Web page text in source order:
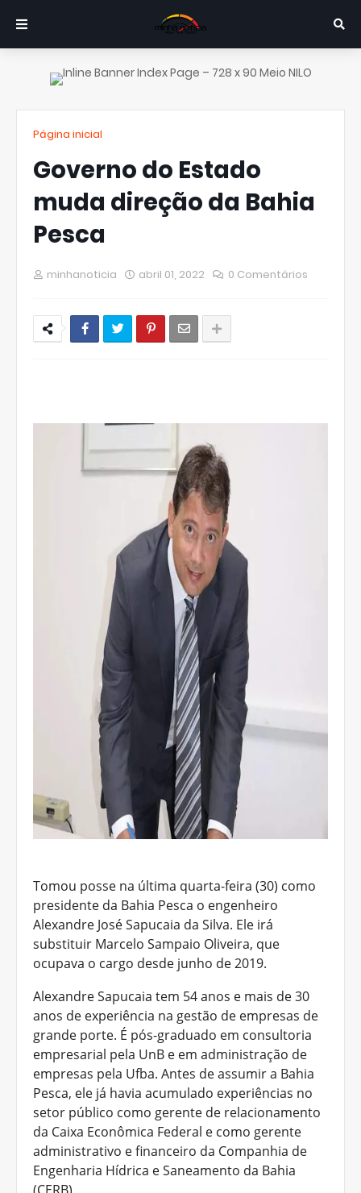
Página inicial
Governo do Estado
muda direção da Bahia
Pesca
minhanoticia abril 01, 2022 0 Comentários
Tomou posse na última quarta-feira (30) como
presidente da Bahia Pesca o engenheiro
Alexandre José Sapucaia da Silva. Ele irá
substituir Marcelo Sampaio Oliveira, que
ocupava o cargo desde junho de 2019.
Alexandre Sapucaia tem 54 anos e mais de 30
anos de experiência na gestão de empresas de
grande porte. É pós-graduado em consultoria
empresarial pela UnB e em administração de
empresas pela Ufba. Antes de assumir a Bahia
Pesca, ele já havia acumulado experiências no
setor público como gerente de relacionamento
da Caixa Econômica Federal e como gerente
administrativo e financeiro da Companhia de
Engenharia Hídrica e Saneamento da Bahia